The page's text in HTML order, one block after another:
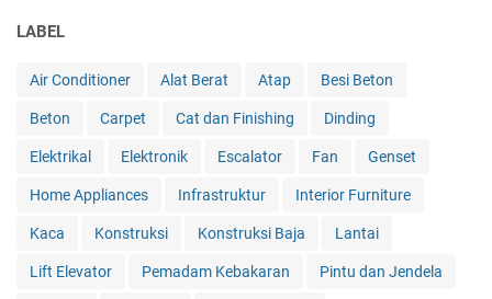
LABEL
Air Conditioner Alat Berat Atap Besi Beton
Beton Carpet Cat dan Finishing Dinding
Elektrikal Elektronik Escalator Fan Genset
Home Appliances Infrastruktur Interior Furniture
Kaca Konstruksi Konstruksi Baja Lantai
Lift Elevator Pemadam Kebakaran Pintu dan Jendela